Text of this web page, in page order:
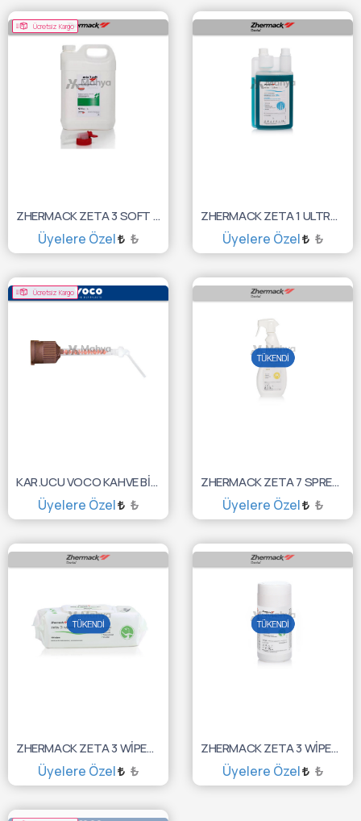
SEPETE EKLE SEPETE EKLE
Ücretsiz Kargo
ZHERMACK ZETA 3 SOFT YÜZEY DEZ. 5000ML C810024
Üyelere Özel ₺
SEPETE EKLE
ZHERMACK ZETA 1 ULTRA ALET DEZ. 1000ML C810000
Üyelere Özel ₺
SEPETE EKLE
Ücretsiz Kargo
KAR.UCU VOCO KAHVE BİFİX SE UÇU 50'LİK 2195
Üyelere Özel ₺
SEPETE EKLE
ZHERMACK ZETA 7 SPREY ÖLÇÜ DEZ. 750ML C810050
Üyelere Özel ₺
TÜKENDİ :(
ZHERMACK ZETA 3 WİPES POP-UP ALKOLSÜZ UNİT YÜZ. DZ
Üyelere Özel ₺
TÜKENDİ :(
ZHERMACK ZETA 3 WİPES TOTAL ALKOLLÜ UNİT YÜZ. DZ
Üyelere Özel ₺